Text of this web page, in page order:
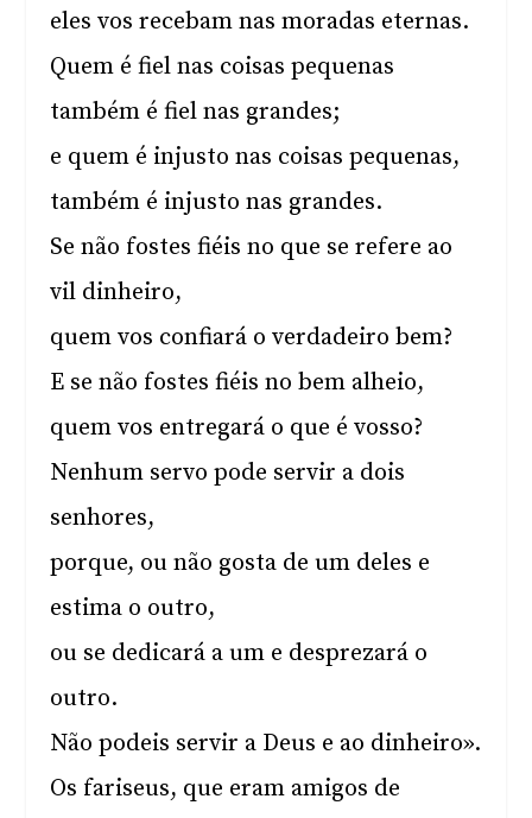
eles vos recebam nas moradas eternas.
Quem é fiel nas coisas pequenas
também é fiel nas grandes;
e quem é injusto nas coisas pequenas,
também é injusto nas grandes.
Se não fostes fiéis no que se refere ao
vil dinheiro,
quem vos confiará o verdadeiro bem?
E se não fostes fiéis no bem alheio,
quem vos entregará o que é vosso?
Nenhum servo pode servir a dois
senhores,
porque, ou não gosta de um deles e
estima o outro,
ou se dedicará a um e desprezará o
outro.
Não podeis servir a Deus e ao dinheiro».
Os fariseus, que eram amigos de